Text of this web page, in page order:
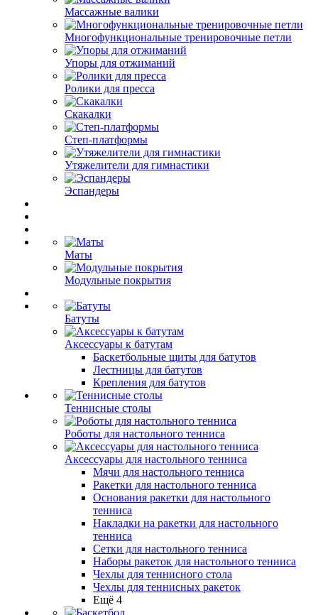
Массажные валики
Многофункциональные тренировочные петли
Упоры для отжиманий
Ролики для пресса
Скакалки
Степ-платформы
Утяжелители для гимнастики
Эспандеры
Маты
Модульные покрытия
Батуты
Аксессуары к батутам
Баскетбольные щиты для батутов
Лестницы для батутов
Крепления для батутов
Теннисные столы
Роботы для настольного тенниса
Аксессуары для настольного тенниса
Мячи для настольного тенниса
Ракетки для настольного тенниса
Основания ракетки для настольного
тенниса
Накладки на ракетки для настольного
тенниса
Сетки для настольного тенниса
Наборы ракеток для настольного тенниса
Чехлы для теннисного стола
Чехлы для теннисных ракеток
Ещё 4